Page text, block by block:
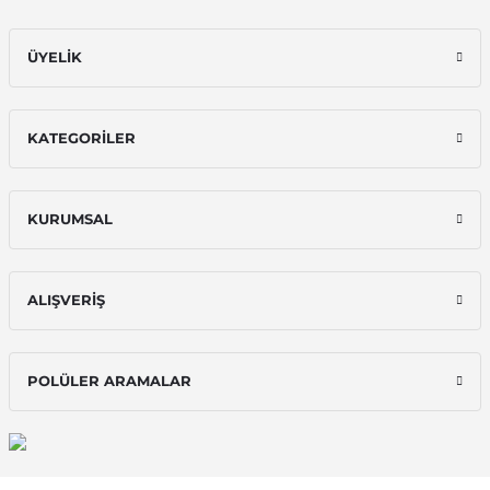
ÜYELİK
KATEGORİLER
KURUMSAL
ALIŞVERİŞ
POLÜLER ARAMALAR